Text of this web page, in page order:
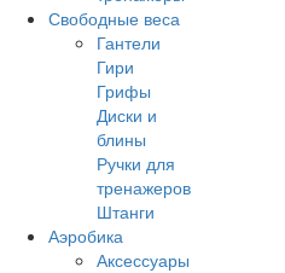
Свободные веса
Гантели
Гири
Грифы
Диски и
блины
Ручки для
тренажеров
Штанги
Аэробика
Аксессуары